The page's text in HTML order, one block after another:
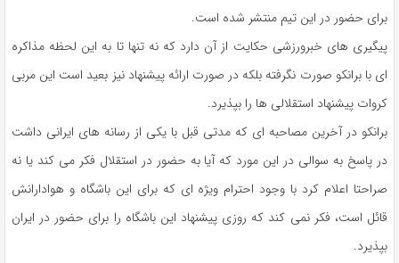
برای حضور در این تیم منتشر شده است.
پیگیری های خبرورزشی حکایت از آن دارد که نه تنها تا به این لحظه مذاکره
ای با برانکو صورت نگرفته بلکه در صورت ارائه پیشنهاد نیز بعید است این مربی
کروات پیشنهاد استقلالی ها را بپذیرد.
برانکو در آخرین مصاحبه ای که مدتی قبل با یکی از رسانه های ایرانی داشت
در پاسخ به سوالی در این مورد که آیا به حضور در استقلال فکر می کند یا نه
صراحتا اعلام کرد با وجود احترام ویژه ای که برای این باشگاه و هوادارانش
قائل است، فکر نمی کند که روزی پیشنهاد این باشگاه را برای حضور در ایران
بپذیرد.